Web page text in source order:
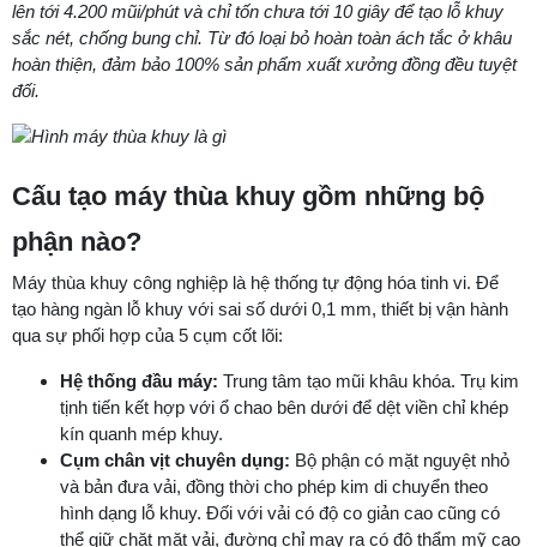
lên tới 4.200 mũi/phút và chỉ tốn chưa tới 10 giây để tạo lỗ khuy
sắc nét, chống bung chỉ. Từ đó loại bỏ hoàn toàn ách tắc ở khâu
hoàn thiện, đảm bảo 100% sản phẩm xuất xưởng đồng đều tuyệt
đối.
Cấu tạo máy thùa khuy gồm những bộ
phận nào?
Máy thùa khuy công nghiệp là hệ thống tự động hóa tinh vi. Để
tạo hàng ngàn lỗ khuy với sai số dưới 0,1 mm, thiết bị vận hành
qua sự phối hợp của 5 cụm cốt lõi:
Hệ thống đầu máy: Trung tâm tạo mũi khâu khóa. Trụ kim
tịnh tiến kết hợp với ổ chao bên dưới để dệt viền chỉ khép
kín quanh mép khuy.
Cụm chân vịt chuyên dụng: Bộ phận có mặt nguyệt nhỏ
và bản đưa vải, đồng thời cho phép kim di chuyển theo
hình dạng lỗ khuy. Đối với vải có độ co giản cao cũng có
thể giữ chặt mặt vải, đường chỉ may ra có độ thẩm mỹ cao